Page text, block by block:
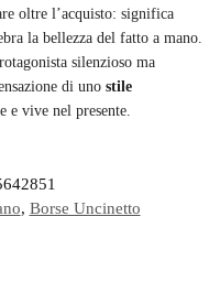
oltre l’acquisto: significa
la bellezza del fatto a mano.
silenzioso ma
di uno stile
e vive nel presente.
, Borse Uncinetto